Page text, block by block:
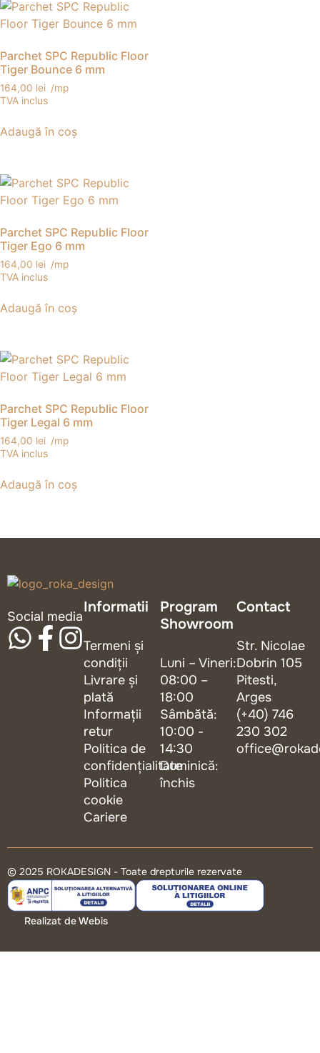
Parchet SPC Republic Floor
Tiger Bounce 6 mm
164,00 lei /mp
TVA inclus
Adaugă în coș
Parchet SPC Republic Floor
Tiger Ego 6 mm
164,00 lei /mp
TVA inclus
Adaugă în coș
Parchet SPC Republic Floor
Tiger Legal 6 mm
164,00 lei /mp
TVA inclus
Adaugă în coș
logo_roka_design
Social media
Informatii
Termeni și
condiții
Livrare și
plată
Informații
retur
Politica de
confidențialitate
Politica
cookie
Cariere
Program
Showroom
Luni – Vineri:
08:00 –
18:00
Sâmbătă:
10:00 -
14:30
Duminică:
închis
Contact
Str. Nicolae
Dobrin 105
Pitesti,
Arges
(+40) 746
230 302
© 2025 ROKADESIGN - Toate drepturile rezervate
Realizat de Webis